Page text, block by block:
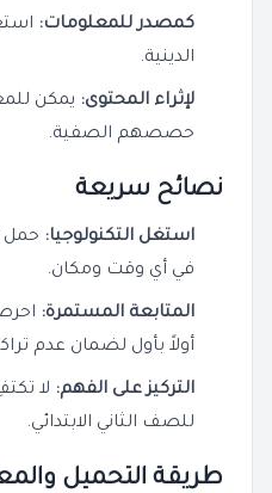
كمصدر للمعلومات:
الدينية.
لإثراء المحتوى: يمكن
حصصهم الصفية.
نصائح سريعة
استغل التكنولوجيا: حمل
في أي وقت ومكان.
المتابعة المستمرة:
أولاً بأول لضمان عدم
التركيز على الفهم: لا
للصف الثاني الابتدائي.
طريقة التحميل